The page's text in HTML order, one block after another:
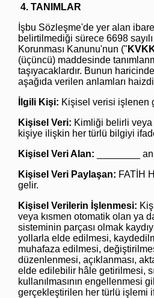
4. TANIMLAR
İşbu Sözleşme'de yer alan
belirtilmediği sürece 6698
Korunması Kanunu'nun ("
(üçüncü) maddesinde
taşıyacaklardır. Bunun
aşağıda verilen anlamları
İlgili Kişi: Kişisel verisi işlenen
Kişisel Veri: Kimliği belirli
kişiye ilişkin her türlü bilgiyi
Kişisel Veri Alan: ________
Kişisel Veri Paylaşan: FATİH
gelir.
Kişisel Verilerin İşlenmesi:
veya kısmen otomatik olan ya
sisteminin parçası olmak
yollarla elde edilmesi,
muhafaza edilmesi,
düzenlenmesi, açıklanması,
elde edilebilir hâle getirilmesi,
kullanılmasının engellenmesi
gerçekleştirilen her türlü işlemi